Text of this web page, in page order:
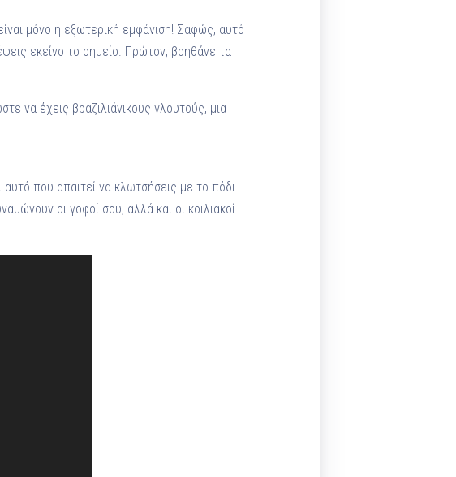
μόνο η εξωτερική εμφάνιση! Σαφώς, αυτό
εκείνο το σημείο. Πρώτον, βοηθάνε τα
να έχεις βραζιλιάνικους γλουτούς, μια
που απαιτεί να κλωτσήσεις με το πόδι
οι γοφοί σου, αλλά και οι κοιλιακοί